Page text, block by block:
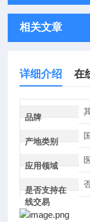
相关文章
详细介绍 在
品牌
产地类别
应用领域
是否支持在
线交易